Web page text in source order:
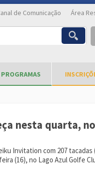
de Comunicação Área
PROGRAMAS
nesta quarta,
Invitation com 207 tacadas
(16), no Lago Azul Golfe